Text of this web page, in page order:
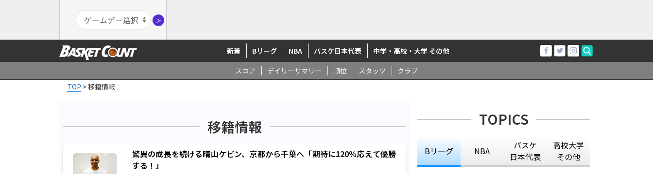
＞
新着 Bリーグ NBA バスケ日本代表 中学・高校・大学 その他
スコア デイリーサマリー 順位 スタッツ
クラブ
TOP >移籍情報
移籍情報
驚異の成長を続ける晴山ケビン、京都から千葉へ「期待に120％応えて優勝
する！」
TOPICS
Bリーグ NBA
バスケ
日本代表
高校大学
その他